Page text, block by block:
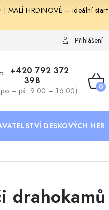
MALÍ HRDINOVÉ – ideální
Deskoherní kluby, DDM,Přihlášení
+420 792 372
398
– pá: 9:00 – 16:00)
DESKOVÝCH HER
drahokamů